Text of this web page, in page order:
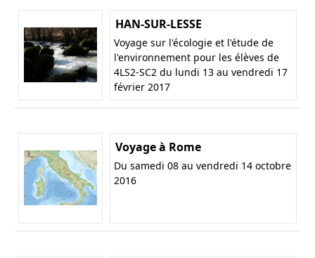
HAN-SUR-LESSE
Voyage sur l'écologie et l'étude de
l'environnement pour les élèves de
4LS2-SC2 du lundi 13 au vendredi 17
février 2017
Voyage à Rome
Du samedi 08 au vendredi 14 octobre
2016